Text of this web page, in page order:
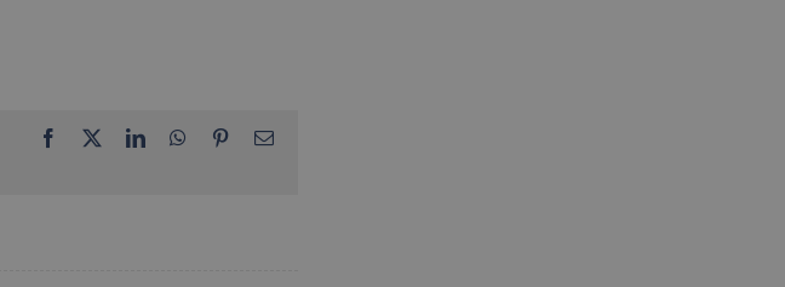
Facebook
X LinkedInWhatsApp
PinterestEmail